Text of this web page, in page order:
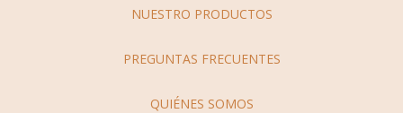
NUESTRO PRODUCTOS
PREGUNTAS FRECUENTES
QUIÉNES SOMOS